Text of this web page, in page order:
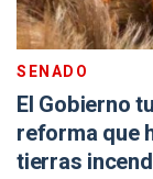
SENADO
El Gobierno
reforma que
tierras